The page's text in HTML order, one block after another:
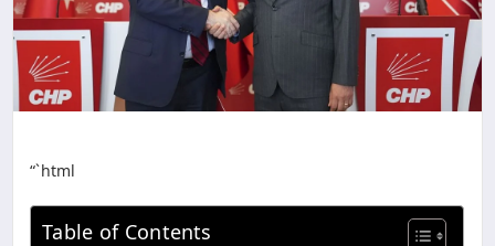
“`html
Table of Contents